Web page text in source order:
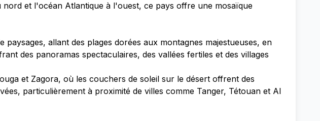
et l'océan Atlantique à l'ouest, ce pays offre une mosaïque
allant des plages dorées aux montagnes majestueuses, en
des panoramas spectaculaires, des vallées fertiles et des villages
et Zagora, où les couchers de soleil sur le désert offrent des
particulièrement à proximité de villes comme Tanger, Tétouan et Al